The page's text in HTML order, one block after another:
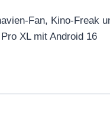
Fan, Kino-Freak
XL mit Android 16